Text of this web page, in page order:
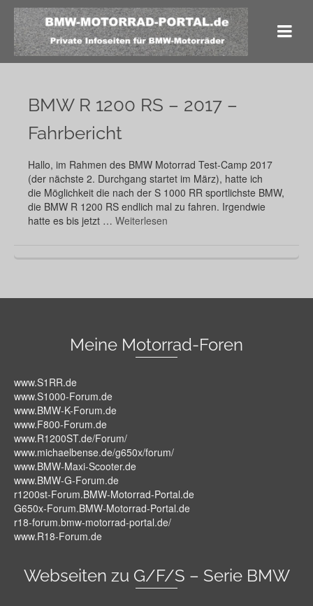
BMW R 1200 RS – 2017 –
Fahrbericht
Hallo, im Rahmen des BMW Motorrad Test-Camp 2017
(der nächste 2. Durchgang startet im März), hatte ich
die Möglichkeit die nach der S 1000 RR sportlichste BMW,
die BMW R 1200 RS endlich mal zu fahren. Irgendwie
hatte es bis jetzt … Weiterlesen
Meine Motorrad-Foren
www.S1RR.de
www.S1000-Forum.de
www.BMW-K-Forum.de
www.F800-Forum.de
www.R1200ST.de/Forum/
www.michaelbense.de/g650x/forum/
www.BMW-Maxi-Scooter.de
www.BMW-G-Forum.de
r1200st-Forum.BMW-Motorrad-Portal.de
G650x-Forum.BMW-Motorrad-Portal.de
r18-forum.bmw-motorrad-portal.de/
www.R18-Forum.de
Webseiten zu G/F/S – Serie BMW